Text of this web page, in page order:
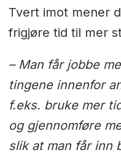
Tvert imot mener
frigjøre tid til mer
– Man får jobbe
tingene innenfor
f.eks. bruke mer
og gjennomføre
slik at man får inn